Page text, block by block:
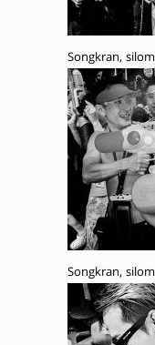
Songkran, silom
Songkran, silom